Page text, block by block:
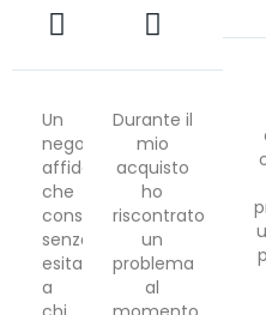
Un
negozio
affidabile
che
consiglio
senza
esitazioni
a
Durante il
mio
acquisto
ho
riscontrato
un
problema
al